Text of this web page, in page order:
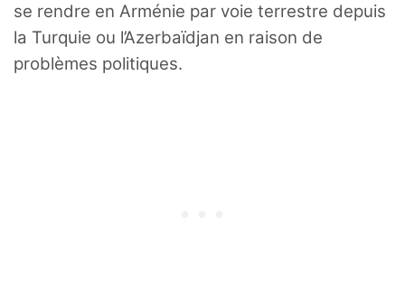
se rendre en Arménie par voie terrestre depuis
la Turquie ou l’Azerbaïdjan en raison de
problèmes politiques.